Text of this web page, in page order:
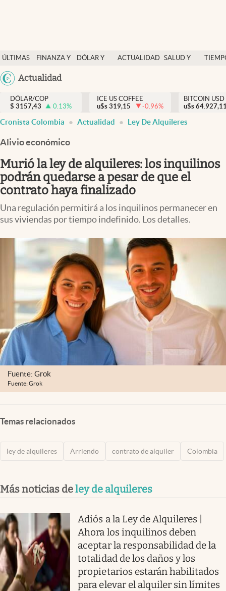
ÚLTIMAS
NOTICIAS
FINANZA Y
DÓLAR Y
ACTUALIDAD SALUD Y
México
Actualidad
Salud y nutrición
Vida espiritual
Actualidad
Colombia
DÓLAR/COP
$ 3157,43 0.13%
ICE US COFFEE
u$s 319,15 -0.96%
BITCOIN USD
u$s
Cronista Colombia Actualidad Ley De Alquileres
Alivio económico
Murió la ley de alquileres: los inquilinos
podrán quedarse a pesar de que el
contrato haya finalizado
Una regulación permitirá a los inquilinos permanecer en
sus viviendas por tiempo indefinido. Los detalles.
Fuente: Grok
Fuente: Grok
Temas relacionados
ley de alquileres Arriendo contrato de alquiler Colombia
Más noticias deley de alquileres
Adiós a la Ley de Alquileres |
Ahora los inquilinos deben
aceptar la responsabilidad de la
totalidad de los daños y los
propietarios estarán habilitados
para elevar el alquiler sin límites